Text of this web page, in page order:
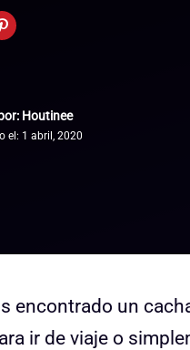
Houtinee
el: 1 abril, 2020
encontrado un
ir de viaje o